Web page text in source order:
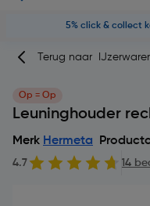
5% click & collect
Terug naar
Op = Op
Leuninghouder
Merk Hermeta
4.7 14